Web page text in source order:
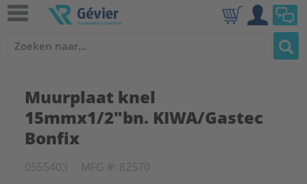
Muurplaat knel
15mmx1/2"bn. KIWA/Gastec
Bonfix
0555403 MFG #: 82570